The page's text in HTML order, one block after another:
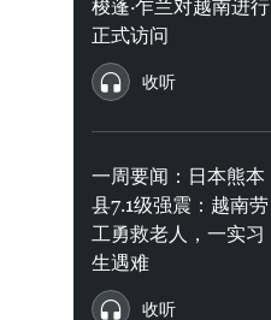
梭蓬·乍兰对越南进行
正式访问
收听
一周要闻：日本熊本
县7.1级强震：越南劳
工勇救老人，一实习
生遇难
收听